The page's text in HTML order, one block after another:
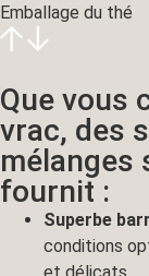
Emballage du thé
Que vous
vrac, des
mélanges
fournit :
Superbe
conditions